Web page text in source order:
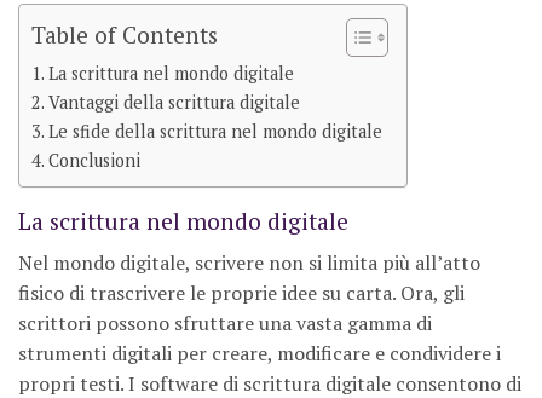
Table of Contents
La scrittura nel mondo digitale
Vantaggi della scrittura digitale
Le sfide della scrittura nel mondo digitale
Conclusioni
La scrittura nel mondo digitale
Nel mondo digitale, scrivere non si limita più all’atto
fisico di trascrivere le proprie idee su carta. Ora, gli
scrittori possono sfruttare una vasta gamma di
strumenti digitali per creare, modificare e condividere i
propri testi. I software di scrittura digitale consentono di